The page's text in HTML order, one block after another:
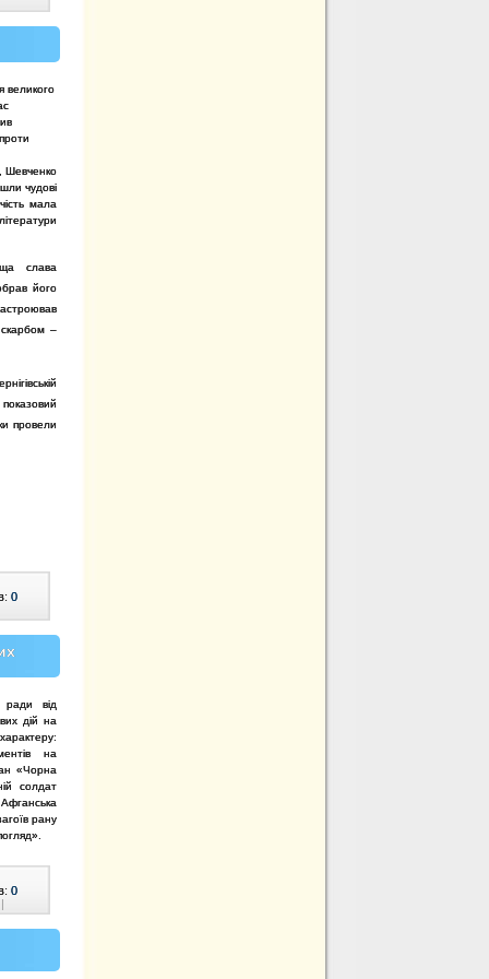
великого
Шевченко
чудові
мала
слава
його
–
провели
0
ради від
дій на
на
«Чорна
солдат
рану
0
|